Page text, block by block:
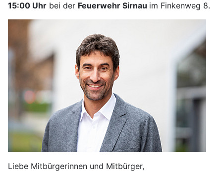
15:00 Uhr bei der Feuerwehr Sirnau im Finkenweg 8.
Liebe Mitbürgerinnen und Mitbürger,